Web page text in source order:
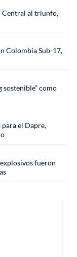
Central al triunfo,
Colombia Sub-17,
sostenible” como
para el Dapre,
fueron